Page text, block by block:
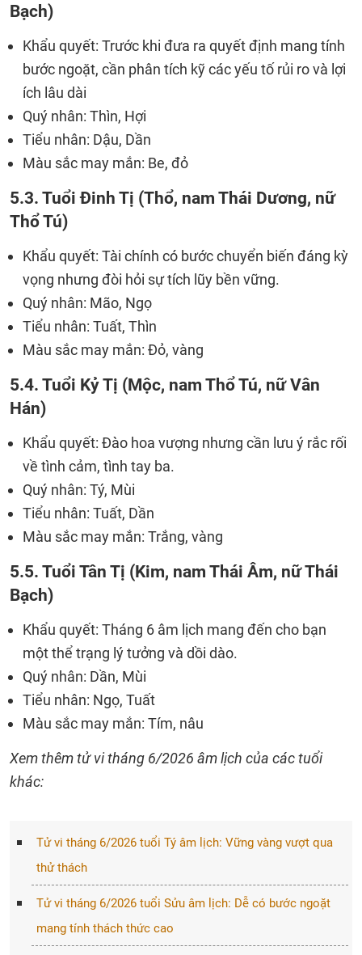
Bạch)
Khẩu quyết: Trước khi đưa ra quyết định mang tính
bước ngoặt, cần phân tích kỹ các yếu tố rủi ro và lợi
ích lâu dài
Quý nhân: Thìn, Hợi
Tiểu nhân: Dậu, Dần
Màu sắc may mắn: Be, đỏ
5.3. Tuổi Đinh Tị (Thổ, nam Thái Dương, nữ
Thổ Tú)
Khẩu quyết: Tài chính có bước chuyển biến đáng kỳ
vọng nhưng đòi hỏi sự tích lũy bền vững.
Quý nhân: Mão, Ngọ
Tiểu nhân: Tuất, Thìn
Màu sắc may mắn: Đỏ, vàng
5.4. Tuổi Kỷ Tị (Mộc, nam Thổ Tú, nữ Vân
Hán)
Khẩu quyết: Đào hoa vượng nhưng cần lưu ý rắc rối
về tình cảm, tình tay ba.
Quý nhân: Tý, Mùi
Tiểu nhân: Tuất, Dần
Màu sắc may mắn: Trắng, vàng
5.5. Tuổi Tân Tị (Kim, nam Thái Âm, nữ Thái
Bạch)
Khẩu quyết: Tháng 6 âm lịch mang đến cho bạn
một thể trạng lý tưởng và dồi dào.
Quý nhân: Dần, Mùi
Tiểu nhân: Ngọ, Tuất
Màu sắc may mắn: Tím, nâu
Xem thêm tử vi tháng 6/2026 âm lịch của các tuổi
khác:
Tử vi tháng 6/2026 tuổi Tý âm lịch: Vững vàng vượt qua
thử thách
Tử vi tháng 6/2026 tuổi Sửu âm lịch: Dễ có bước ngoặt
mang tính thách thức cao